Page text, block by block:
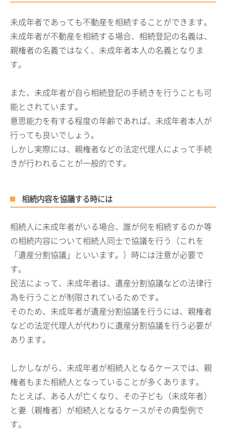
未成年者であっても不動産を相続することができます。
未成年者が不動産を相続する場合、相続登記の名義は、
親権者の名義ではなく、未成年者本人の名義となりま
す。
また、未成年者が自ら相続登記の手続きを行うことも可
能とされています。
意思能力を有する程度の年齢であれば、未成年者本人が
行っても良いでしょう。
しかし実際には、親権者などの法定代理人によって手続
きが行われることが一般的です。
相続内容を協議する時には
相続人に未成年者がいる場合、誰が何を相続するのか等
の相続内容について相続人同士で協議を行う（これを
「遺産分割協議」といいます。）時には注意が必要で
す。
民法によって、未成年者は、遺産分割協議などの法律行
為を行うことが制限されているためです。
そのため、未成年者が遺産分割協議を行うには、親権者
などの法定代理人が代わりに遺産分割協議を行う必要が
あります。
しかしながら、未成年者が相続人となるケースでは、親
権者もまた相続人となっていることが多くあります。
たとえば、ある人が亡くなり、その子ども（未成年者）
と妻（親権者）が相続人となるケースがその典型例で
す。